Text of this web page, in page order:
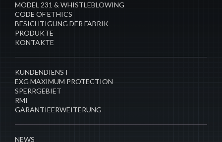
MODEL 231 & WHISTLEBLOWING
CODE OF ETHICS
BESICHTIGUNG DER FABRIK
PRODUKTE
KONTAKTE
​KUNDENDIENST
EXG MAXIMUM PROTECTION
SPERRGEBIET
RMI
GARANTIEERWEITERUNG
NEWS